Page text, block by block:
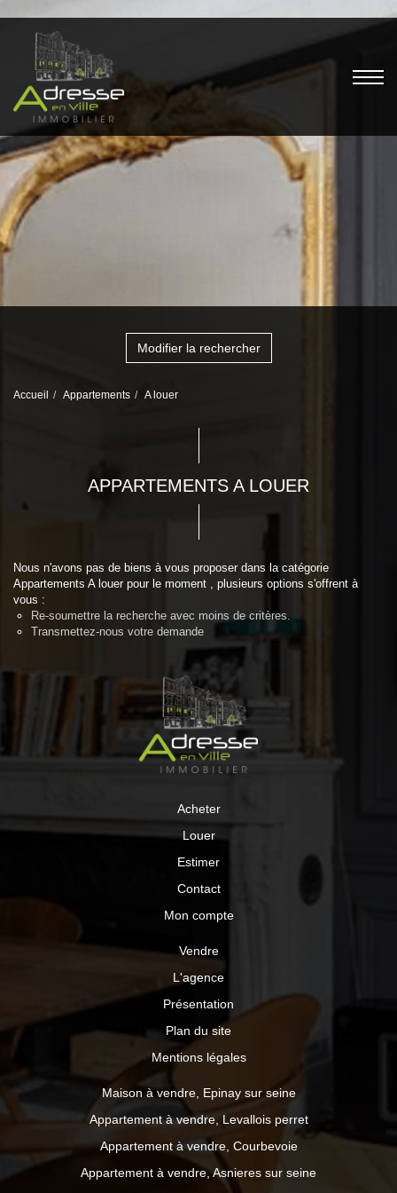
Modifier la rechercher
Accueil Appartements A louer
APPARTEMENTS A LOUER
Nous n'avons pas de biens à vous proposer dans la catégorie
Appartements A louer pour le moment , plusieurs options s'offrent à
vous :
Re-soumettre la recherche avec moins de critères.
Transmettez-nous votre demande
Acheter
Louer
Estimer
Contact
Mon compte
Vendre
L'agence
Présentation
Plan du site
Mentions légales
Maison à vendre, Epinay sur seine
Appartement à vendre, Levallois perret
Appartement à vendre, Courbevoie
Appartement à vendre, Asnieres sur seine